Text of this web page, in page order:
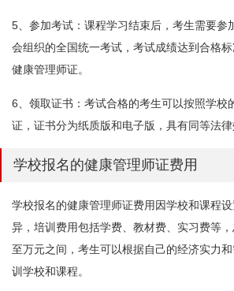
5、参加考试：课程学习结束后，考生需要参
会组织的全国统一考试，考试成绩达到合格
健康管理师证。
6、领取证书：考试合格的考生可以按照学校
证，证书分为纸质版和电子版，具有同等法律
学校报名的健康管理师证费用
学校报名的健康管理师证费用因学校和课程
异，培训费用包括学费、教材费、实习费等
至万元之间，考生可以根据自己的经济实力
训学校和课程。